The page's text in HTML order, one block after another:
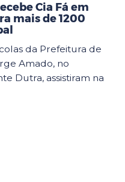
Cia Fá em
mais de 1200
da Prefeitura de
Amado, no
Dutra, assistiram na